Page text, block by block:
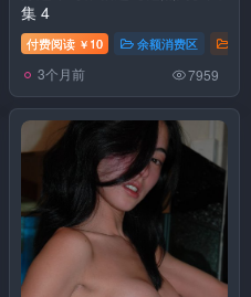
集 4
付费阅读 ￥ 10 余额消费区
3个月前 7959